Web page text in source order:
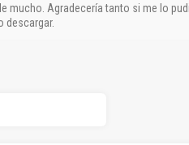
mucho. Agradecería tanto si me lo
descargar.